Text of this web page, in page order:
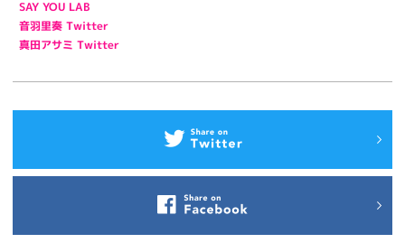
SAY YOU LAB
音羽里奏 Twitter
真田アサミ Twitter